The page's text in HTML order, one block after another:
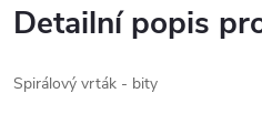
Detailní popis
Spirálový vrták - bity